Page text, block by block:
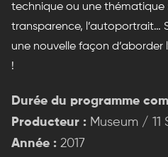
technique ou une thématique
transparence, l’autoportrait…
une nouvelle façon
!
Durée du programme
Producteur : Museum / 11
Année : 2017